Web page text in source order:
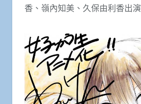
香、嶺內知美、久保由利香出演